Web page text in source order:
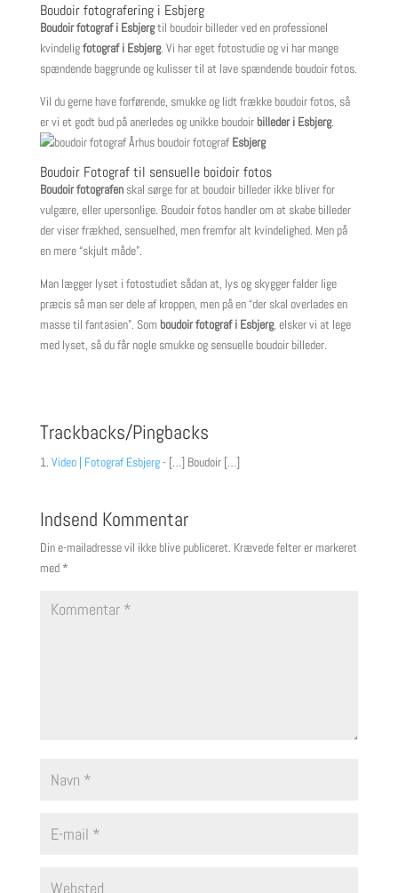
Boudoir fotografering i Esbjerg
Boudoir fotograf i Esbjergtil boudoir billeder ved en professionel
kvindeligfotograf i Esbjerg. Vi har eget fotostudie og vi har mange
spændende baggrunde og kulisser til at lave spændende boudoir fotos.
Vil du gerne have forførende, smukke og lidt frække boudoir fotos, så
er vi et godt bud på anerledes og unikke boudoirbilleder i Esbjerg.
boudoir fotograf Esbjerg
Boudoir Fotograf til sensuelle boidoir fotos
Boudoir fotografenskal sørge for at boudoir billeder ikke bliver for
vulgære, eller upersonlige. Boudoir fotos handler om at skabe billeder
der viser frækhed, sensuelhed, men fremfor alt kvindelighed. Men på
en mere “skjult måde”.
Man lægger lyset i fotostudiet sådan at, lys og skygger falder lige
præcis så man ser dele af kroppen, men på en “der skal overlades en
masse til fantasien”. Som boudoir fotograf i Esbjerg, elsker vi at lege
med lyset, så du får nogle smukke og sensuelle boudoir billeder.
Trackbacks/Pingbacks
Video | Fotograf Esbjerg- […] Boudoir […]
Indsend Kommentar
Din e-mailadresse vil ikke blive publiceret. Krævede felter er markeret
med *